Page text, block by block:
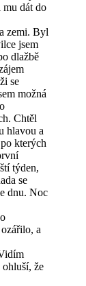
mu dát do
zemi. Byl
jsem
dlažbě
se
možná
Chtěl
hlavou a
kterých
týden,
se
dnu. Noc
a
ohluší, že